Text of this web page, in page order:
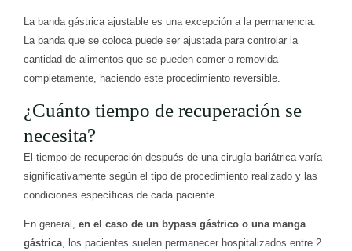
La banda gástrica ajustable es una excepción a la permanencia.
La banda que se coloca puede ser ajustada para controlar la
cantidad de alimentos que se pueden comer o removida
completamente, haciendo este procedimiento reversible.
¿Cuánto tiempo de recuperación se
necesita?
El tiempo de recuperación después de una cirugía bariátrica varía
significativamente según el tipo de procedimiento realizado y las
condiciones específicas de cada paciente.
En general, en el caso de un bypass gástrico o una manga
gástrica, los pacientes suelen permanecer hospitalizados entre 2